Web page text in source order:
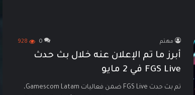
مهتم 0
928
أبرز ما تم الإعلان عنه خلال بث حدث
FGS Live في 2 مايو
تم بث حدث FGS Live ضمن فعاليات Gamescom Latam،